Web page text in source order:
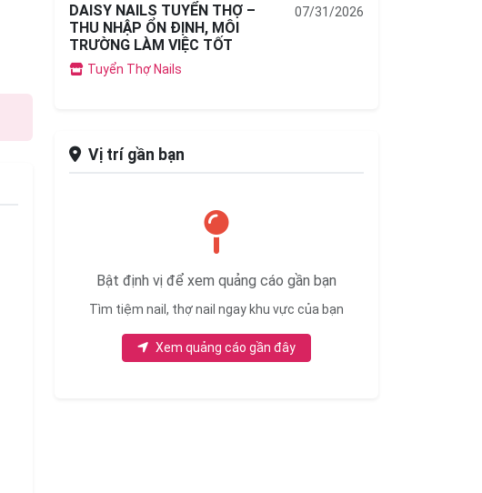
DAISY NAILS TUYỂN THỢ –
THU NHẬP ỔN ĐỊNH, MÔI
TRƯỜNG LÀM VIỆC TỐT
Tuyển Thợ Nails
07/31/2026
Vị trí gần bạn
Bật định vị để xem quảng cáo gần bạn
Tìm tiệm nail, thợ nail ngay khu vực của bạn
Xem quảng cáo gần đây